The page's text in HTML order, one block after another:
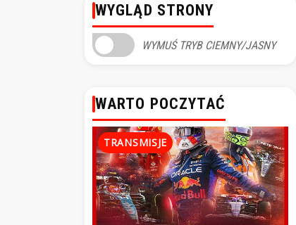
WYGLĄD STRONY
WYMUŚ TRYB CIEMNY/JASNY
WARTO POCZYTAĆ
TRANSMISJE